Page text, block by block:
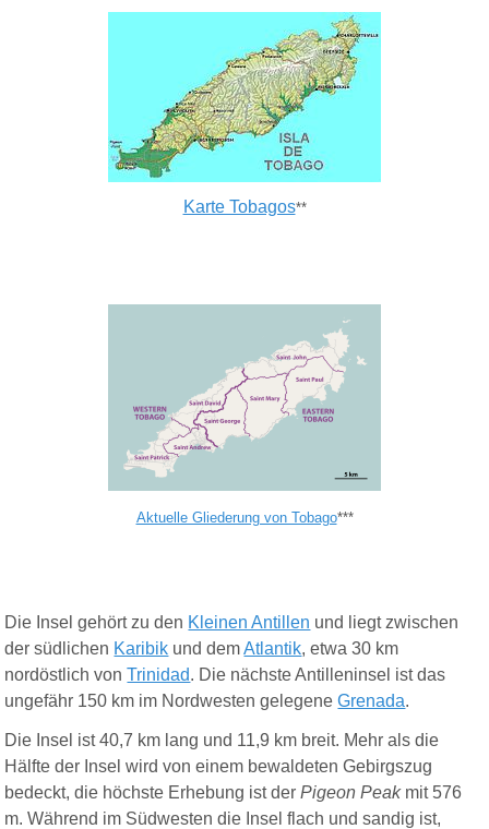
Karte Tobagos**
Aktuelle Gliederung von Tobago***
Die Insel gehört zu den Kleinen Antillen und liegt zwischen
der südlichen Karibik und demAtlantik, etwa 30 km
nordöstlich vonTrinidad. Die nächste Antilleninsel ist das
ungefähr 150 km im Nordwesten gelegeneGrenada.
Die Insel ist 40,7 km lang und 11,9 km breit. Mehr als die
Hälfte der Insel wird von einem bewaldeten Gebirgszug
bedeckt, die höchste Erhebung ist derPigeon Peak mit 576
m. Während im Südwesten die Insel flach und sandig ist,